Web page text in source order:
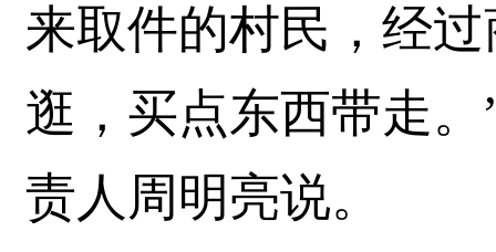
来取件的村民，经
逛，买点东西带走
责人周明亮说。